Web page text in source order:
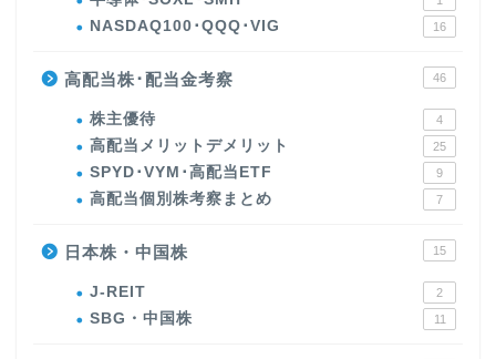
NASDAQ100･QQQ･VIG 16
高配当株･配当金考察 46
株主優待 4
高配当メリットデメリット 25
SPYD･VYM･高配当ETF 9
高配当個別株考察まとめ 7
日本株・中国株 15
J-REIT 2
SBG・中国株 11